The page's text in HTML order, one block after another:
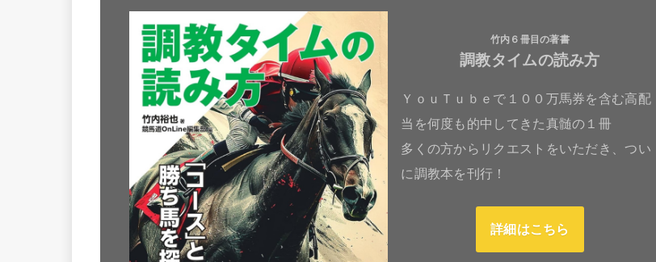
竹内６冊目の著書
調教タイムの読み方
ＹｏｕＴｕｂｅで１００万馬券を含む高配
当を何度も的中してきた真髄の１冊
多くの方からリクエストをいただき、つい
に調教本を刊行！
詳細はこちら